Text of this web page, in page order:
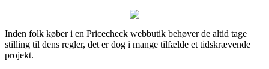
Inden folk køber i en Pricecheck webbutik behøver de altid tage
stilling til dens regler, det er dog i mange tilfælde et tidskrævende
projekt.